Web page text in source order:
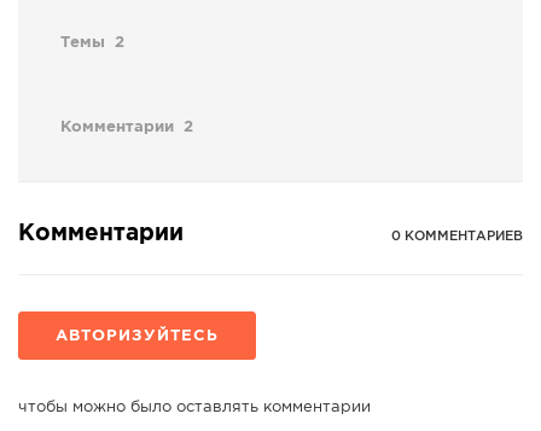
Темы 2
Комментарии 2
Комментарии 0 КОММЕНТАРИЕВ
АВТОРИЗУЙТЕСЬ
чтобы можно было оставлять комментарии